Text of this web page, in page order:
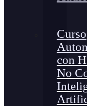
Curso
con
No